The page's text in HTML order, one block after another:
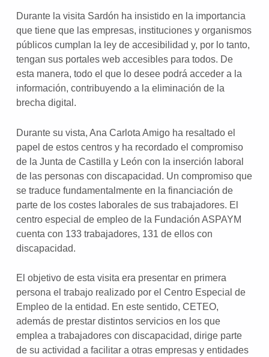
Durante la visita Sardón ha insistido en la importancia
que tiene que las empresas, instituciones y organismos
públicos cumplan la ley de accesibilidad y, por lo tanto,
tengan sus portales web accesibles para todos. De
esta manera, todo el que lo desee podrá acceder a la
información, contribuyendo a la eliminación de la
brecha digital.
Durante su vista, Ana Carlota Amigo ha resaltado el
papel de estos centros y ha recordado el compromiso
de la Junta de Castilla y León con la inserción laboral
de las personas con discapacidad. Un compromiso que
se traduce fundamentalmente en la financiación de
parte de los costes laborales de sus trabajadores. El
centro especial de empleo de la Fundación ASPAYM
cuenta con 133 trabajadores, 131 de ellos con
discapacidad.
El objetivo de esta visita era presentar en primera
persona el trabajo realizado por el Centro Especial de
Empleo de la entidad. En este sentido, CETEO,
además de prestar distintos servicios en los que
emplea a trabajadores con discapacidad, dirige parte
de su actividad a facilitar a otras empresas y entidades